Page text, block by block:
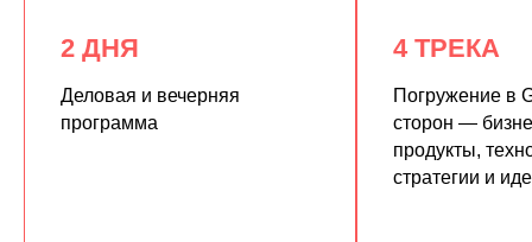
2 ДНЯ
Деловая и вечерняя
программа
4 ТРЕКА
Погружение в
сторон —
продукты,
стратегии и